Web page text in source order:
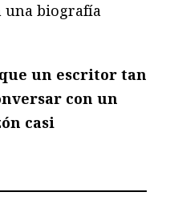
una biografía
un escritor tan
con un
casi